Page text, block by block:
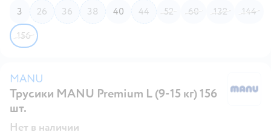
3
26 36 38 40 44 52 60 132
144
156
MANU
Трусики MANU Premium L (9-15 кг) 156
шт.
Нет в наличии